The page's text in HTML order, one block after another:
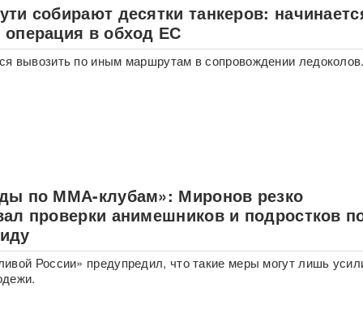
собирают десятки танкеров:
в обход ЕС
вывозить по иным маршрутам в сопровождении ледоколов.
по ММА-клубам»: Миронов резко
проверки анимешников и подростков
России» предупредил, что такие меры могут лишь